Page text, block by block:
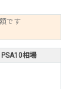
です
PSA10相場